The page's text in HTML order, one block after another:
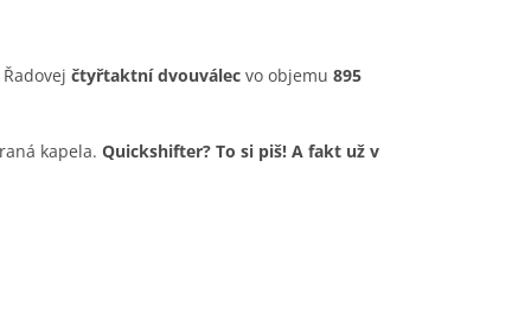
čtyřtaktní dvouválec vo objemu 895
kapela. Quickshifter? To si piš! A fakt už v